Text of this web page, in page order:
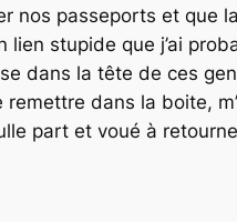
nos passeports et que
lien stupide que j’ai
dans la tête de ces
dans la boite,
part et voué à